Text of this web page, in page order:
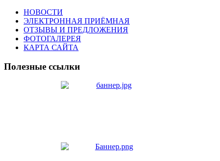
НОВОСТИ
ЭЛЕКТРОННАЯ ПРИЁМНАЯ
ОТЗЫВЫ И ПРЕДЛОЖЕНИЯ
ФОТОГАЛЕРЕЯ
КАРТА САЙТА
Полезные ссылки